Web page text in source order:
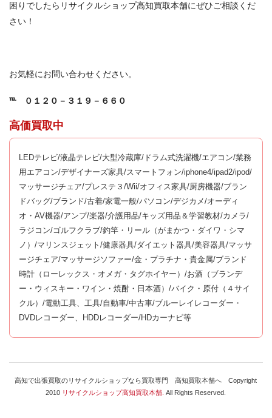
困りでしたらリサイクルショップ高知買取本舗にぜひご相談くだ
さい！
お気軽にお問い合わせください。
℡ ０１２０－３１９－６６０
高価買取中
LEDテレビ/液晶テレビ/大型冷蔵庫/ドラム式洗濯機/エアコン/業務
用エアコン/デザイナーズ家具/スマートフォン/iphone4/ipad2/ipod/
マッサージチェア/プレステ３/Wii/オフィス家具/厨房機器/ブラン
ドバッグ/ブランド/古着/家電一般/パソコン/デジカメ/オーディ
オ・AV機器/アンプ/楽器/介護用品/キッズ用品＆学習教材/カメラ/
ラジコン/ゴルフクラブ/釣竿・リール（がまかつ・ダイワ・シマ
ノ）/マリンスジェット/健康器具/ダイエット器具/美容器具/マッサ
ージチェア/マッサージソファー/金・プラチナ・貴金属/ブランド
時計（ローレックス・オメガ・タグホイヤー）/お酒（ブランデ
ー・ウィスキー・ワイン・焼酎・日本酒）/バイク・原付（４サイ
クル）/電動工具、工具/自動車/中古車/ブルーレイレコーダー・
DVDレコーダー、HDDレコーダー/HDカーナビ等
高知で出張買取のリサイクルショップなら買取専門 高知買取本舗へ Copyright
2010 リサイクルショップ高知買取本舗. All Rights Reserved.